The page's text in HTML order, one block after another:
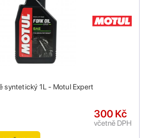
syntetický 1L - Motul Expert
300 Kč
včetně DPH